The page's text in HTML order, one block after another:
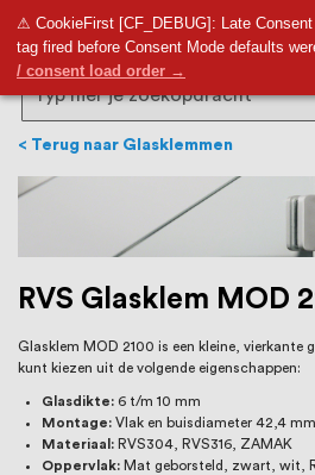
9,5
⚠ CookieFirst [CF_DEBUG]: Late
tag fired before Consent Mode defaults
/ consent load order →
RVS Land is een écht
bijna 20 jaar ervaring in
voor binnen- en
trapleuningen,
ventilatieroosters en
webshop vind je het
van Nederland en
direct uit voorraad
tevens een eigen
RVS op maat
Search
Terug naar Glasklemmen
RVS Glasklem MOD
Glasklem MOD 2100 is een kleine, vierkante
kunt kiezen uit de volgende eigenschappen:
Glasdikte: 6 t/m 10 mm
Montage: Vlak en buisdiameter 42,4 mm
Materiaal: RVS304, RVS316, ZAMAK
Oppervlak: Mat geborsteld, zwart, wit,